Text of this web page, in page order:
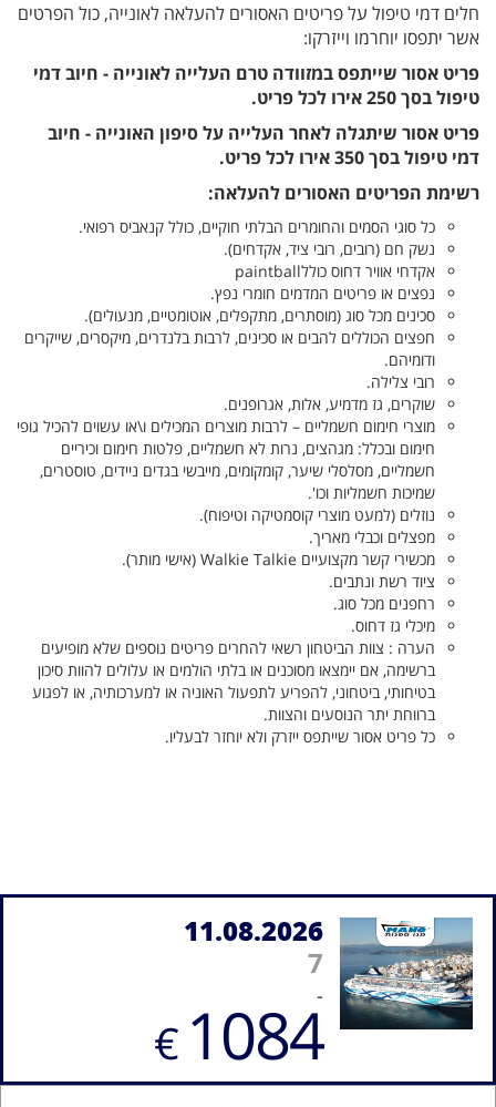
חלים דמי טיפול על פריטים האסורים להעלאה לאונייה, כול הפרטים
אשר יתפסו יוחרמו וייזרקו:
פריט אסור שייתפס במזוודה טרם העלייה לאונייה - חיוב דמי
טיפול בסך 250 אירו לכל פריט.
פריט אסור שיתגלה לאחר העלייה על סיפון האונייה - חיוב
דמי טיפול בסך 350 אירו לכל פריט.
רשימת הפריטים האסורים להעלאה:
כל סוגי הסמים והחומרים הבלתי חוקיים, כולל קנאביס רפואי.
נשק חם (רובים, רובי ציד, אקדחים).
אקדחי אוויר דחוס כוללpaintball
נפצים או פריטים המדמים חומרי נפץ.
סכינים מכל סוג (מוסתרים, מתקפלים, אוטומטיים, מנעולים).
חפצים הכוללים להבים או סכינים, לרבות בלנדרים, מיקסרים, שייקרים
ודומיהם.
רובי צלילה.
שוקרים, גז מדמיע, אלות, אגרופנים.
מוצרי חימום חשמליים – לרבות מוצרים המכילים ו\או עשוים להכיל גופי
חימום ובכלל: מגהצים, נרות לא חשמליים, פלטות חימום וכיריים
חשמליים, מסלסלי שיער, קומקומים, מייבשי בגדים ניידים, טוסטרים,
שמיכות חשמליות וכו'.
נוזלים (למעט מוצרי קוסמטיקה וטיפוח).
מפצלים וכבלי מאריך.
מכשירי קשר מקצועיים Walkie Talkie (אישי מותר).
ציוד רשת ונתבים.
רחפנים מכל סוג.
מיכלי גז דחוס.
הערה : צוות הביטחון רשאי להחרים פריטים נוספים שלא מופיעים
ברשימה, אם יימצאו מסוכנים או בלתי הולמים או עלולים להוות סיכון
בטיחותי, ביטחוני, להפריע לתפעול האוניה או למערכותיה, או לפגוע
ברווחת יתר הנוסעים והצוות.
כל פריט אסור שייתפס ייזרק ולא יוחזר לבעליו.
11.08.2026
7
-
€ 1084